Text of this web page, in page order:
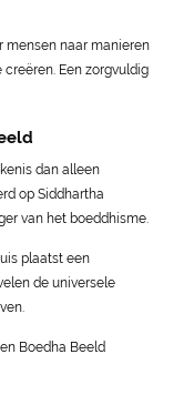
mensen naar manieren
Een zorgvuldig
dan alleen
op Siddhartha
van het boeddhisme.
plaatst een
de universele
Boedha Beeld